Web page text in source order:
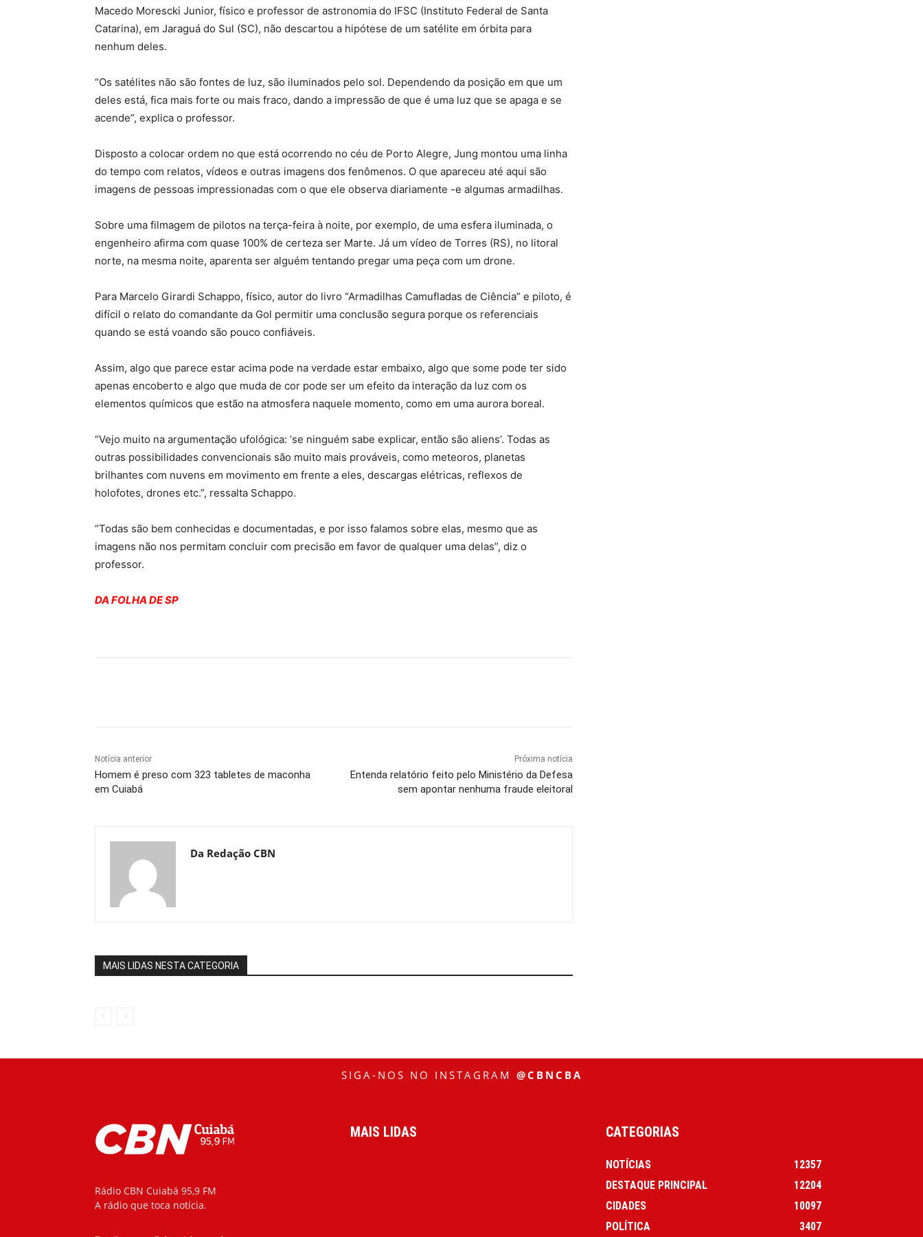
Macedo Morescki Junior, físico e professor de astronomia do IFSC (Instituto Federal de Santa
Catarina), em Jaraguá do Sul (SC), não descartou a hipótese de um satélite em órbita para
nenhum deles.
“Os satélites não são fontes de luz, são iluminados pelo sol. Dependendo da posição em que um
deles está, fica mais forte ou mais fraco, dando a impressão de que é uma luz que se apaga e se
acende”, explica o professor.
Disposto a colocar ordem no que está ocorrendo no céu de Porto Alegre, Jung montou uma linha
do tempo com relatos, vídeos e outras imagens dos fenômenos. O que apareceu até aqui são
imagens de pessoas impressionadas com o que ele observa diariamente -e algumas armadilhas.
Sobre uma filmagem de pilotos na terça-feira à noite, por exemplo, de uma esfera iluminada, o
engenheiro afirma com quase 100% de certeza ser Marte. Já um vídeo de Torres (RS), no litoral
norte, na mesma noite, aparenta ser alguém tentando pregar uma peça com um drone.
Para Marcelo Girardi Schappo, físico, autor do livro “Armadilhas Camufladas de Ciência” e piloto, é
difícil o relato do comandante da Gol permitir uma conclusão segura porque os referenciais
quando se está voando são pouco confiáveis.
Assim, algo que parece estar acima pode na verdade estar embaixo, algo que some pode ter sido
apenas encoberto e algo que muda de cor pode ser um efeito da interação da luz com os
elementos químicos que estão na atmosfera naquele momento, como em uma aurora boreal.
“Vejo muito na argumentação ufológica: ‘se ninguém sabe explicar, então são aliens’. Todas as
outras possibilidades convencionais são muito mais prováveis, como meteoros, planetas
brilhantes com nuvens em movimento em frente a eles, descargas elétricas, reflexos de
holofotes, drones etc.”, ressalta Schappo.
“Todas são bem conhecidas e documentadas, e por isso falamos sobre elas, mesmo que as
imagens não nos permitam concluir com precisão em favor de qualquer uma delas”, diz o
professor.
DA FOLHA DE SP
Notícia anterior
Homem é preso com 323 tabletes de maconha
em Cuiabá
Próxima notícia
Entenda relatório feito pelo Ministério da Defesa
sem apontar nenhuma fraude eleitoral
Da Redação CBN
MAIS LIDAS NESTA CATEGORIA
SIGA-NOS NO INSTAGRAM @CBNCBA
Rádio CBN Cuiabá 95,9 FM
A rádio que toca notícia.
MAIS LIDAS CATEGORIAS
NOTÍCIAS
12357
DESTAQUE PRINCIPAL
12204
CIDADES
10097
POLÍTICA
3407